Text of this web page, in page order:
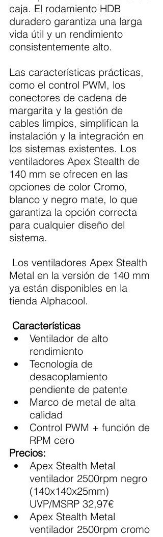
caja. El rodamiento HDB
duradero garantiza una larga
vida útil y un rendimiento
consistentemente alto.
Las características prácticas,
como el control PWM, los
conectores de cadena de
margarita y la gestión de
cables limpios, simplifican la
instalación y la integración en
los sistemas existentes. Los
ventiladores Apex Stealth de
140 mm se ofrecen en las
opciones de color Cromo,
blanco y negro mate, lo que
garantiza la opción correcta
para cualquier diseño del
sistema.
Metal en la versión de 140 mm
ya están disponibles en la
tienda Alphacool.
Características
Ventilador de alto
rendimiento
Tecnología de
desacoplamiento
pendiente de patente
Marco de metal de alta
calidad
Control PWM + función de
RPM cero
Precios:
Apex Stealth Metal
ventilador 2500rpm negro
(140x140x25mm)
UVP/MSRP 32,97€
Apex Stealth Metal
ventilador 2500rpm cromo